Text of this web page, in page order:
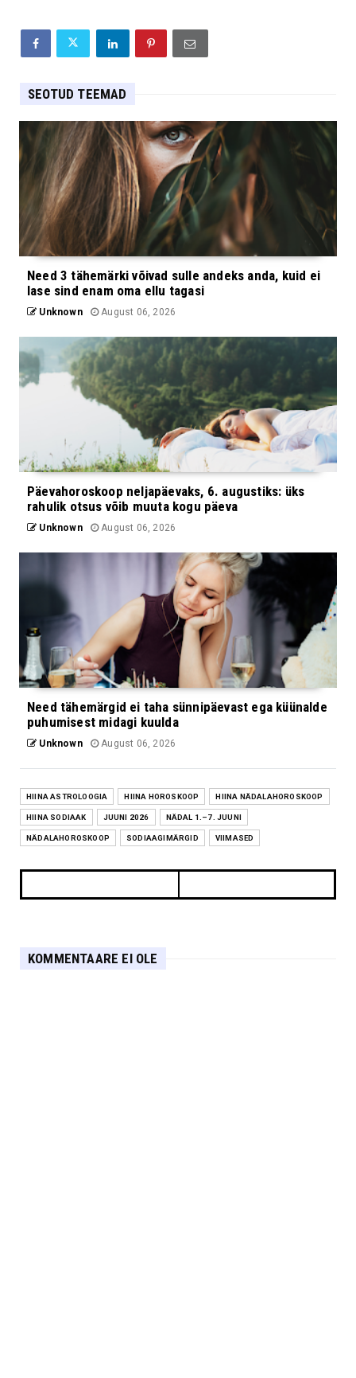
SEOTUD TEEMAD
Need 3 tähemärki võivad sulle andeks anda, kuid ei
lase sind enam oma ellu tagasi
Unknown August 06, 2026
Päevahoroskoop neljapäevaks, 6. augustiks: üks
rahulik otsus võib muuta kogu päeva
Unknown August 06, 2026
Need tähemärgid ei taha sünnipäevast ega küünalde
puhumisest midagi kuulda
Unknown August 06, 2026
HIINA ASTROLOOGIA HIINA HOROSKOOP HIINA NÄDALAHOROSKOOP
HIINA SODIAAK JUUNI 2026 NÄDAL 1.–7. JUUNI
NÄDALAHOROSKOOP SODIAAGIMÄRGID VIIMASED
KOMMENTAARE EI OLE